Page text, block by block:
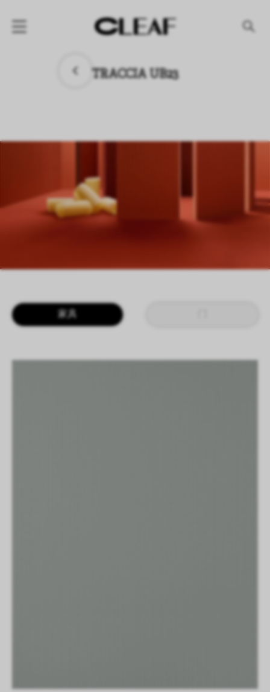
案例
SHAPING SURFACES
TRACCIA UB23
家具